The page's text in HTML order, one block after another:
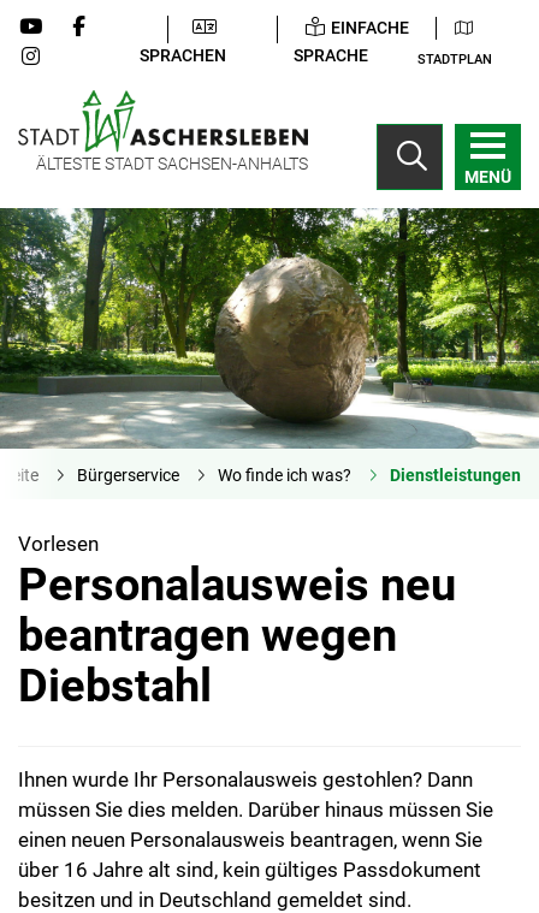
SPRACHEN
EINFACHE
SPRACHE
STADTPLAN
ÄLTESTE STADT SACHSEN-ANHALTS
MENÜ
Bürgerservice Wo finde ich was? Dienstleistungen
Vorlesen
Personalausweis neu
beantragen wegen
Diebstahl
Ihnen wurde Ihr Personalausweis gestohlen? Dann
müssen Sie dies melden. Darüber hinaus müssen Sie
einen neuen Personalausweis beantragen, wenn Sie
über 16 Jahre alt sind, kein gültiges Passdokument
besitzen und in Deutschland gemeldet sind.